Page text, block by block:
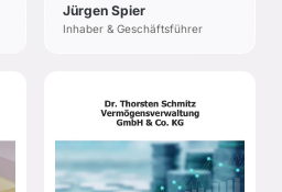
Jürgen Spier
Inhaber & Geschäftsführer
sowie deren präzise
Ausarbeitung und die
Führungskräfte
SCHMITZ
VERMÖGENSVERWALTUNG
Dr. Thorsten Schmitz
ZIELE